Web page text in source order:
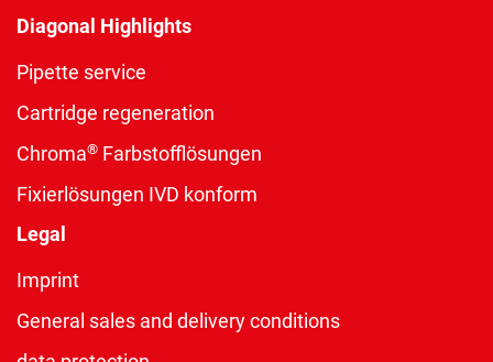
Diagonal Highlights
Pipette service
Cartridge regeneration
Chroma® Farbstofflösungen
Fixierlösungen IVD konform
Legal
Imprint
General sales and delivery conditions